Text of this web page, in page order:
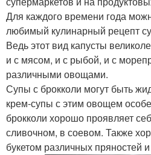
Для каждого времени года
любимый кулинарный рецепт
Ведь этот вид капусты
и с мясом, и с рыбой, и с
различными овощами.
Супы с брокколи могут быть
крем-супы с этим овощем
брокколи хорошо проявляет
сливочном, в соевом. Также
букетом различных пряностей